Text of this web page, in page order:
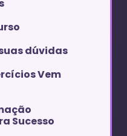
dúvidas
Vem
Sucesso